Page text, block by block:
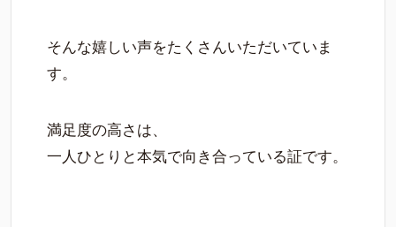
そんな嬉しい声をたくさんいただいていま
す。
満足度の高さは、
一人ひとりと本気で向き合っている証です。